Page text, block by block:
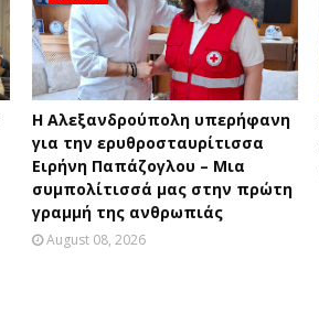
Η Αλεξανδρούπολη υπερήφανη
για την ερυθροσταυρίτισσα
Ειρήνη Παπάζογλου – Μια
συμπολίτισσά μας στην πρώτη
γραμμή της ανθρωπιάς
August 08, 2026